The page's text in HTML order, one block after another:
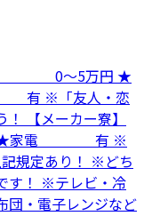
費 0～5万円 ★
「友人・恋
【メーカー寮】
★家電 有 ※
規定あり！ ※どち
す！ ※テレビ・冷
団・電子レンジなど